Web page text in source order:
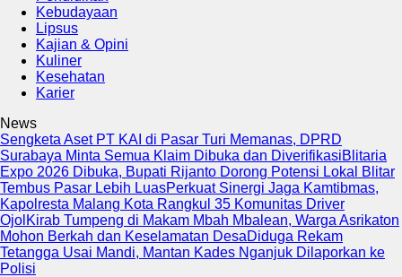
Kebudayaan
Lipsus
Kajian & Opini
Kuliner
Kesehatan
Karier
News
Sengketa Aset PT KAI di Pasar Turi Memanas, DPRD
Surabaya Minta Semua Klaim Dibuka dan DiverifikasiBlitaria
Expo 2026 Dibuka, Bupati Rijanto Dorong Potensi Lokal Blitar
Tembus Pasar Lebih LuasPerkuat Sinergi Jaga Kamtibmas,
Kapolresta Malang Kota Rangkul 35 Komunitas Driver
Ojol Kirab Tumpeng di Makam Mbah Mbalean, Warga Asrikaton
Mohon Berkah dan Keselamatan DesaDiduga Rekam
Tetangga Usai Mandi, Mantan Kades Nganjuk Dilaporkan ke
Polisi